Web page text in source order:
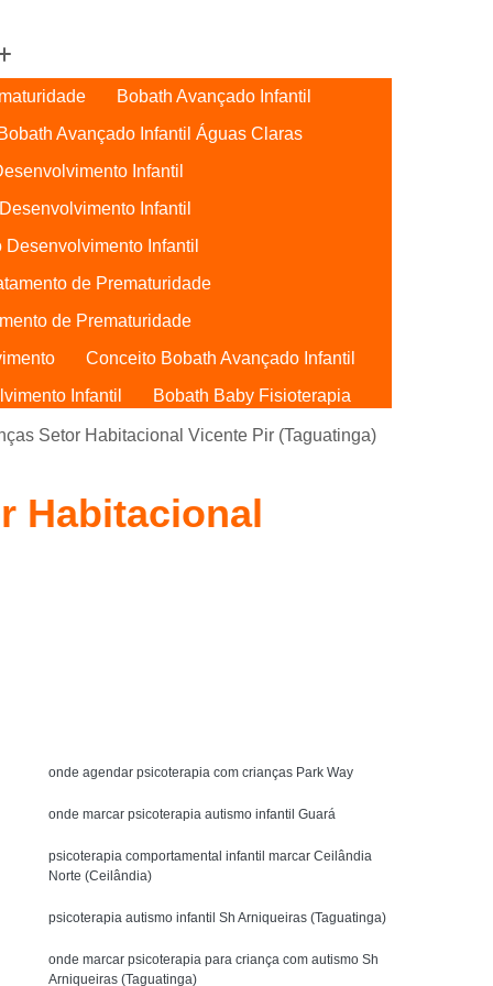
Bobath Avançado Infantil
Bobath Avançado Infantil Águas Claras
Infantil
Infantil
Infantil
de Prematuridade
de Prematuridade
Conceito Bobath Avançado Infantil
Infantil
Bobath Baby Fisioterapia
Baby Uti
Bobath para Bebês
Bobath
Técnica Método Bobath Baby
Comportamental Infantil
Psicoterapia Infantil Comportamental
Psicoterapia para Crianças
Psicoterapia para Crianças Águas Claras
Terapia de Integração Ayres para Autista
Setor Habitacional Vicente Pir (Taguatinga)
Habitacional
onde agendar psicoterapia com crianças Park Way
onde marcar psicoterapia autismo infantil Guará
psicoterapia comportamental infantil marcar Ceilândia
Norte (Ceilândia)
psicoterapia autismo infantil Sh Arniqueiras (Taguatinga)
onde marcar psicoterapia para criança com autismo Sh
Arniqueiras (Taguatinga)